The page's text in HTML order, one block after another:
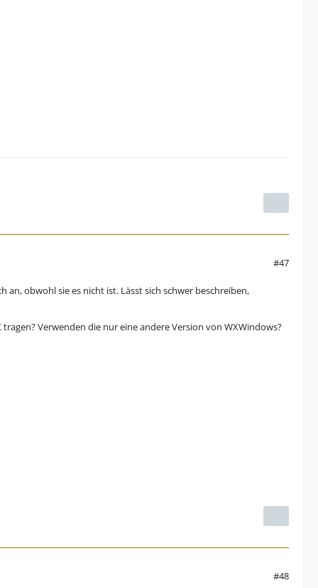
#47
obwohl sie es nicht ist. Lässt sich schwer beschreiben,
Verwenden die nur eine andere Version von WXWindows?
#48